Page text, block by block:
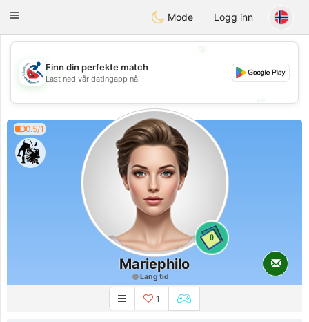
Handi Space
Toggle
Mode Logg inn
💖
💕
Finn din perfekte match
Last ned vår datingapp nå!
0.5/1
0
Mariephilo
Lang tid
1